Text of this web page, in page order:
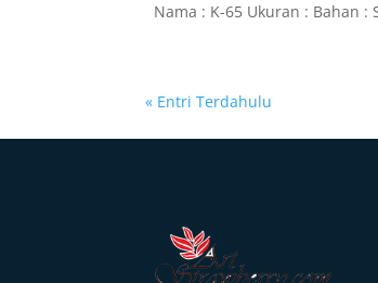
Nama : K-65 Ukuran : Bahan :
« Entri Terdahulu